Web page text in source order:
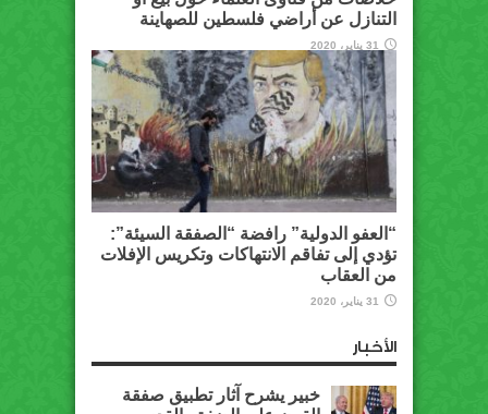
التنازل عن أراضي فلسطين للصهاينة
31 يناير، 2020
“العفو الدولية” رافضة “الصفقة السيئة”:
تؤدي إلى تفاقم الانتهاكات وتكريس الإفلات
من العقاب
31 يناير، 2020
الأخبار
خبير يشرح آثار تطبيق صفقة